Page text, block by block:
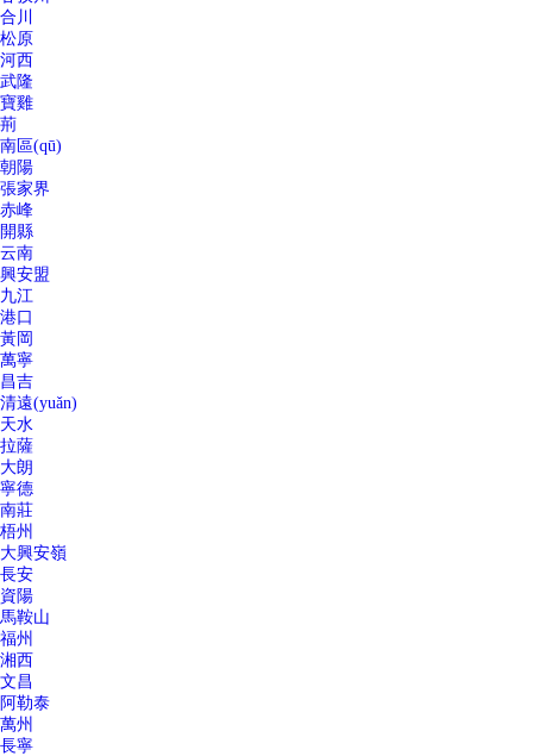
合川
松原
河西
武隆
寶雞
荊
南區(qū)
朝陽
張家界
赤峰
開縣
云南
興安盟
九江
港口
黃岡
萬寧
昌吉
清遠(yuǎn)
天水
拉薩
大朗
寧德
南莊
梧州
大興安嶺
長安
資陽
馬鞍山
福州
湘西
文昌
阿勒泰
萬州
長寧